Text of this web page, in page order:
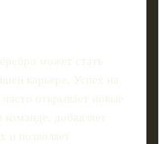
может стать
карьере. Успех на
открывает новые
добавляет
и позволяет